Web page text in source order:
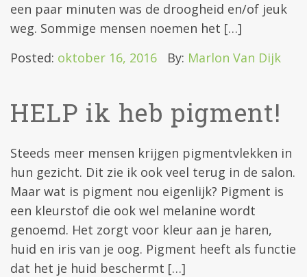
een paar minuten was de droogheid en/of jeuk
weg. Sommige mensen noemen het […]
Posted: oktober 16, 2016 By: Marlon Van Dijk
HELP ik heb pigment!
Steeds meer mensen krijgen pigmentvlekken in
hun gezicht. Dit zie ik ook veel terug in de salon.
Maar wat is pigment nou eigenlijk? Pigment is
een kleurstof die ook wel melanine wordt
genoemd. Het zorgt voor kleur aan je haren,
huid en iris van je oog. Pigment heeft als functie
dat het je huid beschermt […]